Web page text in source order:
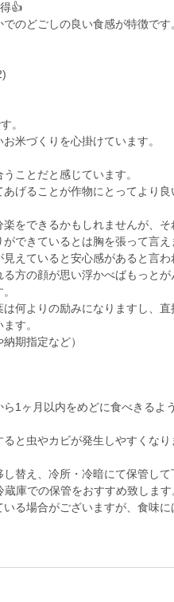
👍️
のどごしの良い食感が特徴です
。
米づくりを心掛けています。
ことだと感じています。
げることが作物にとってより
をできるかもしれませんが、
できているとは胸を張って言え
えていると安心感があると言
方の顔が思い浮かべばもっと
何よりの励みになりますし、
す。
期指定など）
1ヶ月以内をめどに食べきるよ
と虫やカビが発生しやすくな
替え、冷所・冷暗にて保管して
庫での保管をおすすめ致します
る場合がございますが、食味に